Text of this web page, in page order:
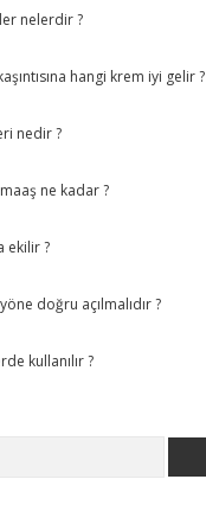
nelerdir ?
hangi krem iyi gelir ?
nedir ?
ne kadar ?
ekilir ?
doğru açılmalıdır ?
kullanılır ?